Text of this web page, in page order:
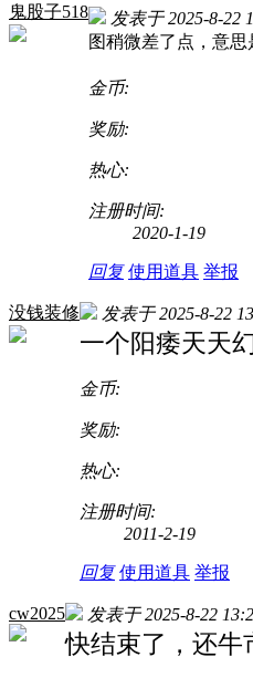
鬼股子518 发表于 2025-8-22
图稍微差了点，意思
金币:
奖励:
热心:
注册时间:
2020-1-19
回复 使用道具 举报
没钱装修 发表于 2025-8-22
一个阳痿天天
金币:
奖励:
热心:
注册时间:
2011-2-19
回复 使用道具 举报
cw2025 发表于 2025-8-22
快结束了，还牛